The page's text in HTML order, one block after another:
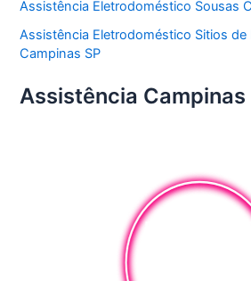
Assistência Eletrodoméstico Sousas
Assistência Eletrodoméstico Sitios de
Campinas SP
Assistência Campinas